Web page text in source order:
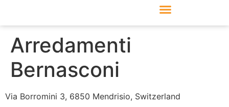
Arredamenti
Bernasconi
Via Borromini 3, 6850 Mendrisio, Switzerland